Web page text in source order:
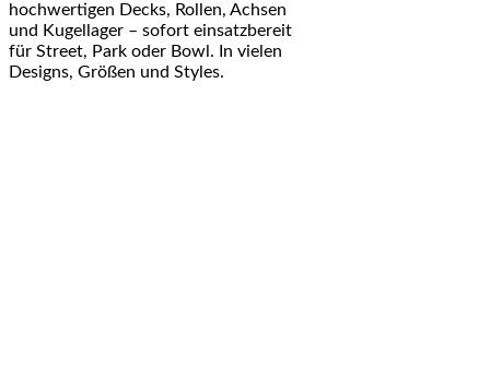
hochwertigen Decks, Rollen, Achsen
und Kugellager – sofort einsatzbereit
für Street, Park oder Bowl. In vielen
Designs, Größen und Styles.